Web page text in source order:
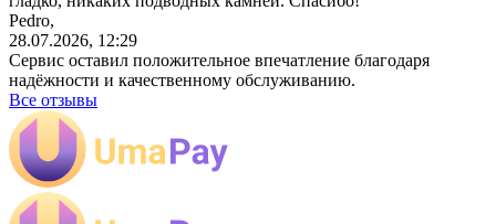
Pedro,
28.07.2026, 12:29
Сервис оставил положительное впечатление благодаря
надёжности и качественному обслуживанию.
Все отзывы